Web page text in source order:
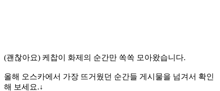
(괜찮아요) 케찹이 화제의 순간만 쏙쏙 모아왔습니다.
올해 오스카에서 가장 뜨거웠던 순간들 게시물을 넘겨서 확인
해 보세요.↓